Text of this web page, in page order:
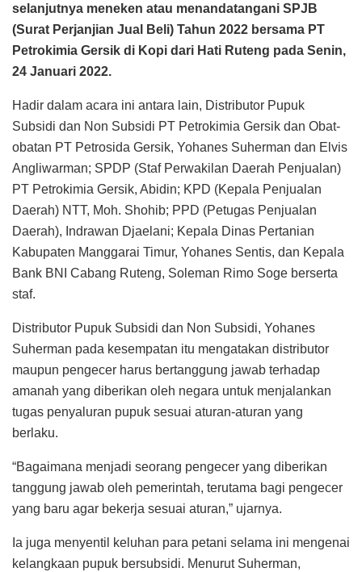
selanjutnya meneken atau menandatangani SPJB
(Surat Perjanjian Jual Beli) Tahun 2022 bersama PT
Petrokimia Gersik di Kopi dari Hati Ruteng pada Senin,
24 Januari 2022.
Hadir dalam acara ini antara lain, Distributor Pupuk
Subsidi dan Non Subsidi PT Petrokimia Gersik dan Obat-
obatan PT Petrosida Gersik, Yohanes Suherman dan Elvis
Angliwarman; SPDP (Staf Perwakilan Daerah Penjualan)
PT Petrokimia Gersik, Abidin; KPD (Kepala Penjualan
Daerah) NTT, Moh. Shohib; PPD (Petugas Penjualan
Daerah), Indrawan Djaelani; Kepala Dinas Pertanian
Kabupaten Manggarai Timur, Yohanes Sentis, dan Kepala
Bank BNI Cabang Ruteng, Soleman Rimo Soge berserta
staf.
Distributor Pupuk Subsidi dan Non Subsidi, Yohanes
Suherman pada kesempatan itu mengatakan distributor
maupun pengecer harus bertanggung jawab terhadap
amanah yang diberikan oleh negara untuk menjalankan
tugas penyaluran pupuk sesuai aturan-aturan yang
berlaku.
“Bagaimana menjadi seorang pengecer yang diberikan
tanggung jawab oleh pemerintah, terutama bagi pengecer
yang baru agar bekerja sesuai aturan,” ujarnya.
Ia juga menyentil keluhan para petani selama ini mengenai
kelangkaan pupuk bersubsidi. Menurut Suherman,